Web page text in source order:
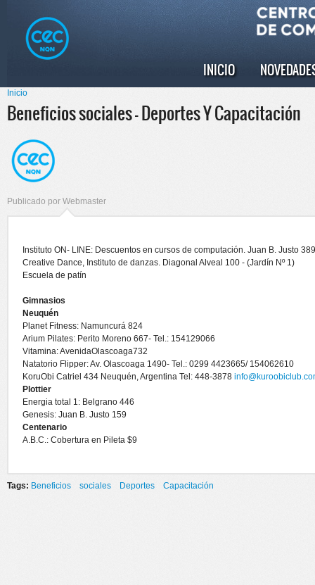
principal
Menú principal
INICIO
Se encuentra usted aquí
Inicio
Beneficios sociales - Deportes Y Capacitación
Publicado por Webmaster
Instituto ON- LINE: Descuentos en cursos de computación. Juan B. Justo 389
Creative Dance, Instituto de danzas. Diagonal Alveal 100 - (Jardín Nº 1)
Escuela de patín
Gimnasios
Neuquén
Planet Fitness: Namuncurá 824
Arium Pilates: Perito Moreno 667- Tel.: 154129066
Vitamina: AvenidaOlascoaga732
Natatorio Flipper: Av. Olascoaga 1490- Tel.: 0299 4423665/ 154062610
KoruObi Catriel 434 Neuquén, Argentina Tel: 448-3878
Plottier
Energia total 1: Belgrano 446
Genesis: Juan B. Justo 159
Centenario
A.B.C.: Cobertura en Pileta $9
Tags: Beneficios sociales Deportes Capacitación